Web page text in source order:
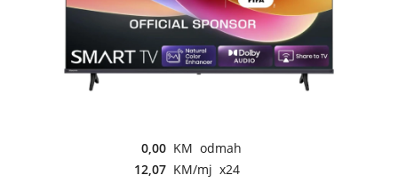
0,00 KM odmah
12,07 KM/mj x24